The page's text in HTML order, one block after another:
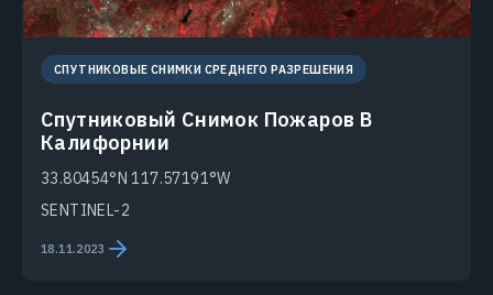
СПУТНИКОВЫЕ СНИМКИ СРЕДНЕГО РАЗРЕШЕНИЯ
Спутниковый Снимок Пожаров В
Калифорнии
33.80454°N 117.57191°W
SENTINEL-2
18.11.2023